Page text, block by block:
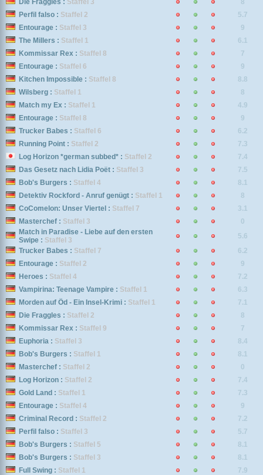
Die Fraggles : Staffel 3
8
Perfil falso : Staffel 2
5.7
Entourage : Staffel 3
9
The Millers : Staffel 1
6.1
Kommissar Rex : Staffel 8
7
Entourage : Staffel 6
9
Kitchen Impossible : Staffel 8
8.8
Wilsberg : Staffel 1
8
Match my Ex : Staffel 1
4.9
Entourage : Staffel 8
9
Trucker Babes : Staffel 6
6.2
Running Point : Staffel 2
7.3
Log Horizon *german subbed* : Staffel 2
7.4
Das Gesetz nach Lidia Poët : Staffel 3
7.5
Bob's Burgers : Staffel 4
8.1
Detektiv Rockford - Anruf genügt : Staffel 1
8
CoComelon: Unser Viertel : Staffel 7
3.1
Masterchef : Staffel 3
0
Match in Paradise - Liebe auf den ersten
Swipe : Staffel 3
5.6
Trucker Babes : Staffel 7
6.2
Entourage : Staffel 2
9
Heroes : Staffel 4
7.2
Vampirina: Teenage Vampire : Staffel 1
6.3
Morden auf Öd - Ein Insel-Krimi : Staffel 1
7.1
Die Fraggles : Staffel 2
8
Kommissar Rex : Staffel 9
7
Euphoria : Staffel 3
8.4
Bob's Burgers : Staffel 1
8.1
Masterchef : Staffel 2
0
Log Horizon : Staffel 2
7.4
Gold Land : Staffel 1
7.3
Entourage : Staffel 4
9
Criminal Record : Staffel 2
7.2
Perfil falso : Staffel 3
5.7
Bob's Burgers : Staffel 5
8.1
Bob's Burgers : Staffel 3
8.1
Full Swing : Staffel 1
7.9